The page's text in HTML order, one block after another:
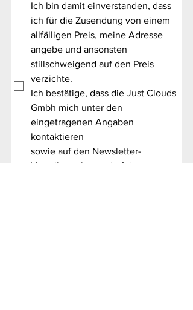
Ich bin damit einverstanden, dass
ich für die Zusendung von einem
allfälligen Preis, meine Adresse
angebe und ansonsten
stillschweigend auf den Preis
verzichte.
Ich bestätige, dass die Just Clouds
Gmbh mich unter den
eingetragenen Angaben
sowie auf den Newsletter-
Verteiler nehmen darf. *